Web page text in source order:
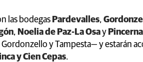
las bodegas Pardevalles,
, Noelia de Paz-La Osay Pincerna
y Tampesta— y estarán
y Cien Cepas.